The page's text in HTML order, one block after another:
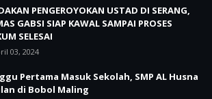
PENGEROYOKAN USTAD DI SERANG,
GABSI SIAP KAWAL SAMPAI PROSES
SELESAI
03, 2024
Pertama Masuk Sekolah, SMP AL Husna
di Bobol Maling